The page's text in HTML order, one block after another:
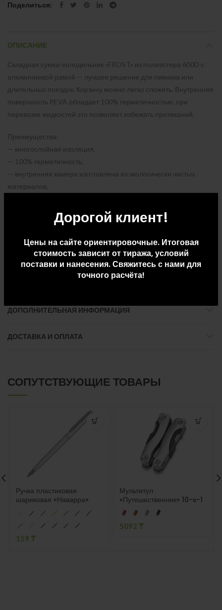
Дорогой клиент!
Цены на сайте ориентировочные. Итоговая
стоимость зависит от тиража, условий
поставки и нанесения. Свяжитесь с нами для
точного расчёта!
Поделиться
ОПИСАНИЕ
Складная сумка-холодильник «FROST» из полиэстера 600D с
алюминиевой рамой — лучшее решение для пикника или
длительных поездок. Корзину можно легко сложить. Внутренняя
поверхность PEVA обладает 100% герметичностью, при
перевозке жидкостей это позволяет избежать протеканий.
Преимущества:
— многослойная изоляция,
— 100% герметичность,
— внутренняя камера изготовлена из экологически чистых
материалов,
— практична в уходе,
-высота ручки 19 см.
Внимание, на ткани возможно наличие черных пятен. В связи с
этим, цена на товар снижена, претензии, связанные с наличием
указанных дефектов, не принимаются.
ДОПОЛНИТЕЛЬНАЯ ИНФОРМАЦИЯ
ДОСТАВКА И ОПЛАТА
СОПУТСТВУЮЩИЕ ТОВАРЫ
Ручка пластиковая
шариковая «Наварра»
159 ₸
Мультитул
«Путешественник» 10-в-1
5092 ₸